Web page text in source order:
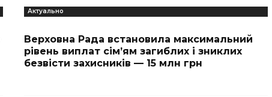
Актуально
Верховна Рада встановила максимальний
рівень виплат сім’ям загиблих і зниклих
безвісти захисників — 15 млн грн